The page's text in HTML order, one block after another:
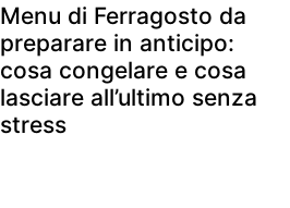
Menu di Ferragosto da
preparare in anticipo:
cosa congelare e cosa
lasciare all’ultimo senza
stress